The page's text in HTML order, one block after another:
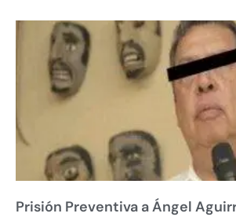
Prisión Preventiva a Ángel